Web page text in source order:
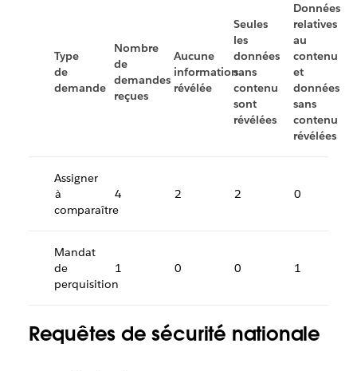
Type
de
demande
Nombre
de
demandes
reçues
Aucune
information
révélée
Seules
les
données
sans
contenu
sont
révélées
Données
relatives
au
contenu
et
données
sans
contenu
révélées
Assigner
à
comparaître
4 2 2 0
Mandat
de
perquisition
1 0 0 1
Requêtes de sécurité nationale